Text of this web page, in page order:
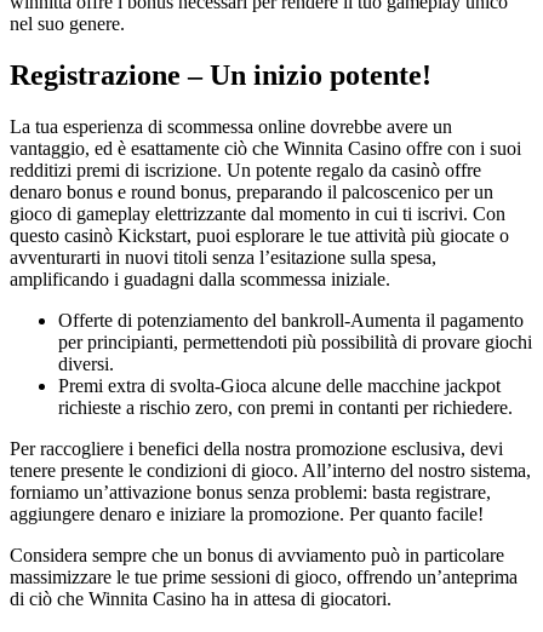
nel suo genere.
Registrazione – Un inizio potente!
La tua esperienza di scommessa online dovrebbe avere un
vantaggio, ed è esattamente ciò che Winnita Casino offre con i suoi
redditizi premi di iscrizione. Un potente regalo da casinò offre
denaro bonus e round bonus, preparando il palcoscenico per un
gioco di gameplay elettrizzante dal momento in cui ti iscrivi. Con
questo casinò Kickstart, puoi esplorare le tue attività più giocate o
avventurarti in nuovi titoli senza l’esitazione sulla spesa,
amplificando i guadagni dalla scommessa iniziale.
Offerte di potenziamento del bankroll-Aumenta il pagamento
per principianti, permettendoti più possibilità di provare giochi
diversi.
Premi extra di svolta-Gioca alcune delle macchine jackpot
richieste a rischio zero, con premi in contanti per richiedere.
Per raccogliere i benefici della nostra promozione esclusiva, devi
tenere presente le condizioni di gioco. All’interno del nostro sistema,
forniamo un’attivazione bonus senza problemi: basta registrare,
aggiungere denaro e iniziare la promozione. Per quanto facile!
Considera sempre che un bonus di avviamento può in particolare
massimizzare le tue prime sessioni di gioco, offrendo un’anteprima
di ciò che Winnita Casino ha in attesa di giocatori.